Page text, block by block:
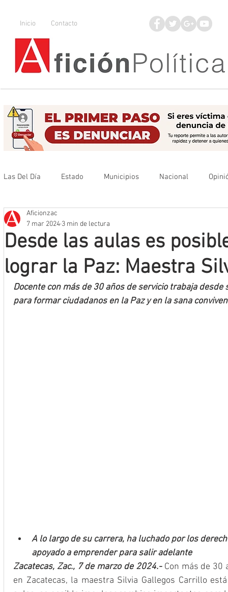
Inicio Contacto
Las Del Día Estado Municipios Nacional
Que no se olvide
Mineros LNBP
Desde las aulas es
lograr la Paz: Maestra
Aficionzac
7 mar 2024 3 min de lectura
Docente con más de 30 años de servicio trabaja
para formar ciudadanos en la Paz y en la sana
A lo largo de su carrera, ha luchado por los
apoyado a emprender para salir adelante
Zacatecas, Zac., 7 de marzo de 2024.- Con más de 30
en Zacatecas, la maestra Silvia Gallegos Carrillo